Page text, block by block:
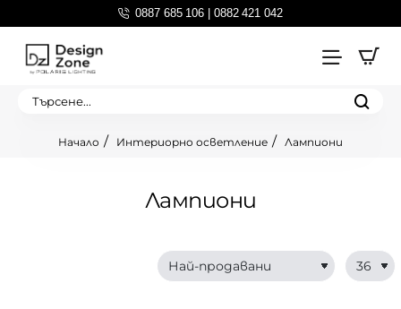
0887 685 106 | 0882 421 042
Търсене...
Лампиони
Интериорно осветление Лампиони